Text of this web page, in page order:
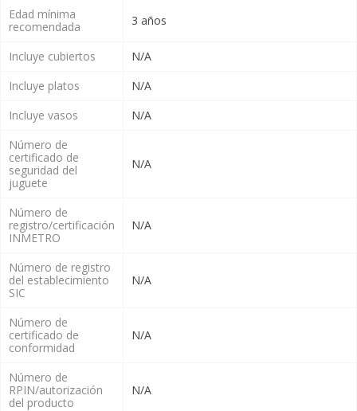
Edad mínima
recomendada
3 años
Incluye cubiertos
N/A
Incluye platos
N/A
Incluye vasos
N/A
Número de
certificado de
seguridad del
juguete
N/A
Número de
registro/certificación
INMETRO
N/A
Número de registro
del establecimiento
SIC
N/A
Número de
certificado de
conformidad
N/A
Número de
RPIN/autorización
del producto
N/A